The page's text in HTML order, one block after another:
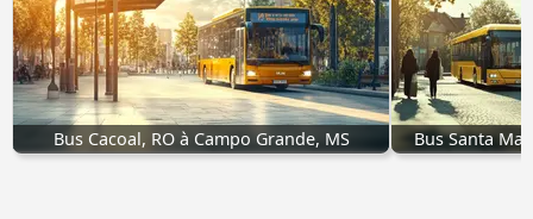
Bus Cacoal, RO à Campo Grande, MS Bus Santa